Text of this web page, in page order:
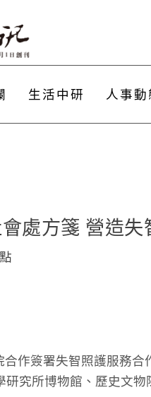
生活中研 人事動
處方箋 營造失
作簽署失智照護服務合
究所博物館、歷史文物